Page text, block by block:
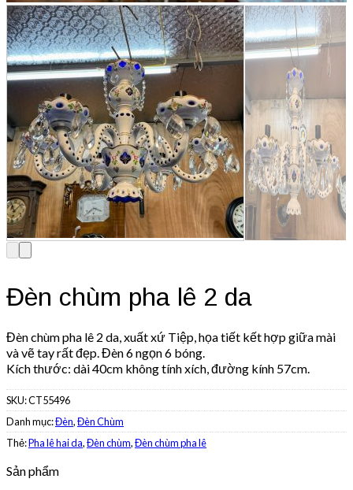
Đèn chùm pha lê 2 da
Đèn chùm pha lê 2 da, xuất xứ Tiệp, họa tiết kết hợp giữa mài
và vẽ tay rất đẹp. Đèn 6 ngọn 6 bóng.
Kích thước: dài 40cm không tính xích, đường kính 57cm.
SKU:CT55496
Danh mục:Đèn,Đèn Chùm
Thẻ:Pha lê hai da,Đèn chùm,Đèn chùm pha lê
Sản phẩm